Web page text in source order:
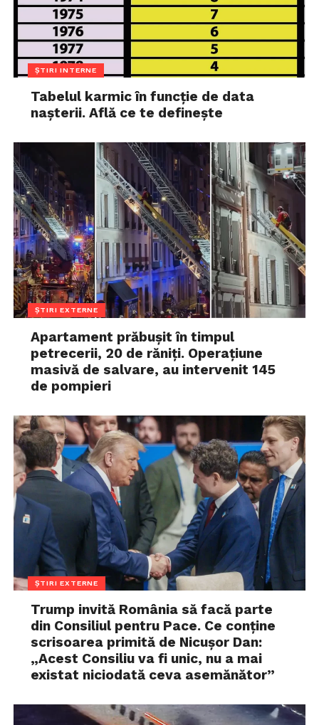
ȘTIRI INTERNE
Tabelul karmic în funcție de data
nașterii. Află ce te definește
ȘTIRI EXTERNE
Apartament prăbușit în timpul
petrecerii, 20 de răniți. Operațiune
masivă de salvare, au intervenit 145
de pompieri
ȘTIRI EXTERNE
Trump invită România să facă parte
din Consiliul pentru Pace. Ce conține
scrisoarea primită de Nicușor Dan:
„Acest Consiliu va fi unic, nu a mai
existat niciodată ceva asemănător”